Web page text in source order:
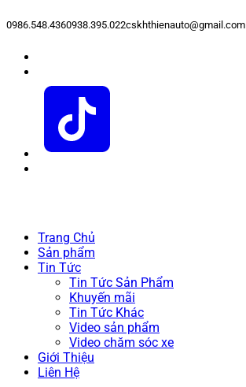
0986.548.4360938.395.022cskhthienauto@gmail.com
Trang Chủ
Sản phẩm
Tin Tức
Tin Tức Sản Phẩm
Khuyến mãi
Tin Tức Khác
Video sản phẩm
Video chăm sóc xe
Giới Thiệu
Liên Hệ